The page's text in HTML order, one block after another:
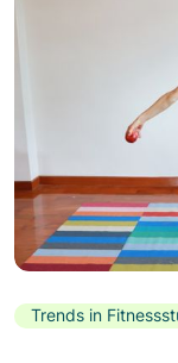
Trends in